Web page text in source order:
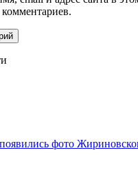
фото